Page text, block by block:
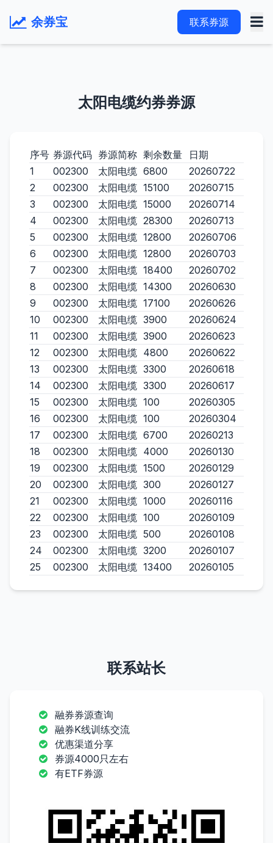
余券宝 联系券源
太阳电缆约券券源
序号 券源代码 券源简称 剩余数量
日期
1
002300 太阳电缆 6800
20260722
2
002300 太阳电缆 15100
20260715
3
002300 太阳电缆 15000
20260714
4
002300 太阳电缆 28300
20260713
5
002300 太阳电缆 12800
20260706
6
002300 太阳电缆 12800
20260703
7
002300 太阳电缆 18400
20260702
8
002300 太阳电缆 14300
20260630
9
002300 太阳电缆 17100
20260626
10
002300 太阳电缆 3900
20260624
11
002300 太阳电缆 3900
20260623
12
002300 太阳电缆 4800
20260622
13
002300 太阳电缆 3300
20260618
14
002300 太阳电缆 3300
20260617
15
002300 太阳电缆 100
20260305
16
002300 太阳电缆 100
20260304
17
002300 太阳电缆 6700
20260213
18
002300 太阳电缆 4000
20260130
19
002300 太阳电缆 1500
20260129
20
002300 太阳电缆 300
20260127
21
002300 太阳电缆 1000
20260116
22
002300 太阳电缆 100
20260109
23
002300 太阳电缆 500
20260108
24
002300 太阳电缆 3200
20260107
25
002300 太阳电缆 13400 20260105
联系站长
融券券源查询
融券K线训练交流
优惠渠道分享
券源4000只左右
有ETF券源